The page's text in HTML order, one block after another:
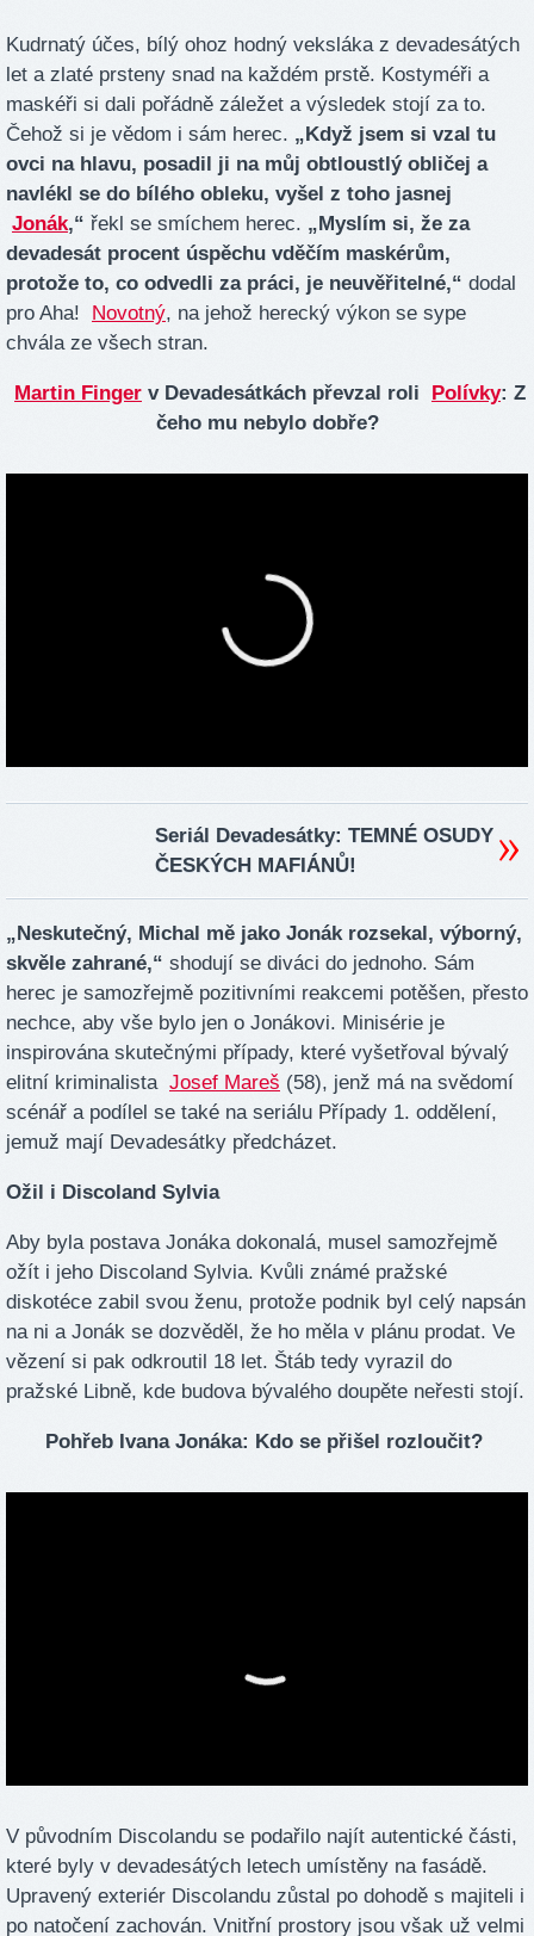
Kudrnatý účes, bílý ohoz hodný veksláka z devadesátých
let a zlaté prsteny snad na každém prstě. Kostyméři a
maskéři si dali pořádně záležet a výsledek stojí za to.
Čehož si je vědom i sám herec. „Když jsem si vzal tu
ovci na hlavu, posadil ji na můj obtloustlý obličej a
navlékl se do bílého obleku, vyšel z toho jasnej
Jonák,“ řekl se smíchem herec. „Myslím si, že za
devadesát procent úspěchu vděčím maskérům,
protože to, co odvedli za práci, je neuvěřitelné,“ dodal
pro Aha!
Novotný, na jehož herecký výkon se sype
chvála ze všech stran.
Martin Finger v Devadesátkách převzal roli Polívky: Z
čeho mu nebylo dobře?
Seriál Devadesátky: TEMNÉ OSUDY
ČESKÝCH MAFIÁNŮ!
„Neskutečný, Michal mě jako Jonák rozsekal, výborný,
skvěle zahrané,“ shodují se diváci do jednoho. Sám
herec je samozřejmě pozitivními reakcemi potěšen, přesto
nechce, aby vše bylo jen o Jonákovi. Minisérie je
inspirována skutečnými případy, které vyšetřoval bývalý
elitní kriminalista Josef Mareš (58), jenž má na svědomí
scénář a podílel se také na seriálu Případy 1. oddělení,
jemuž mají Devadesátky předcházet.
Ožil i Discoland Sylvia
Aby byla postava Jonáka dokonalá, musel samozřejmě
ožít i jeho Discoland Sylvia. Kvůli známé pražské
diskotéce zabil svou ženu, protože podnik byl celý napsán
na ni a Jonák se dozvěděl, že ho měla v plánu prodat. Ve
vězení si pak odkroutil 18 let. Štáb tedy vyrazil do
pražské Libně, kde budova bývalého doupěte neřesti stojí.
Pohřeb Ivana Jonáka: Kdo se přišel rozloučit?
V původním Discolandu se podařilo najít autentické části,
které byly v devadesátých letech umístěny na fasádě.
Upravený exteriér Discolandu zůstal po dohodě s majiteli i
po natočení zachován. Vnitřní prostory jsou však už velmi